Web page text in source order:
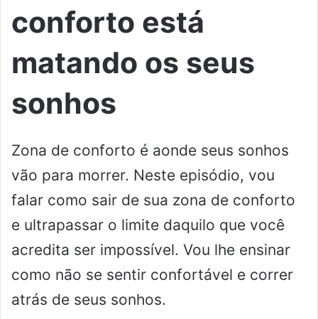
conforto está
matando os seus
sonhos
Zona de conforto é aonde seus sonhos
vão para morrer. Neste episódio, vou
falar como sair de sua zona de conforto
e ultrapassar o limite daquilo que você
acredita ser impossível. Vou lhe ensinar
como não se sentir confortável e correr
atrás de seus sonhos.